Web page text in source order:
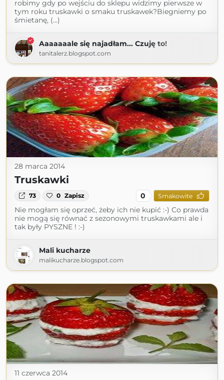
robimy gdy po wejściu do sklepu widzimy pierwsze w
tym roku truskawki o smaku truskawek?Biegniemy po
śmietanę, (...)
Aaaaaaale się najadłam... Czuję to!
tanitalerz.blogspot.com
28 marca 2014
Truskawki
73 0 Zapisz 0 Smakowite
Nie mogłam się oprzeć, żeby ich nie kupić :-) Co prawda
nie mogą się równać z sezonowymi truskawkami ale i
tak były PYSZNE ! :-)
Mali kucharze
malikucharze.blogspot.com
11 czerwca 2014